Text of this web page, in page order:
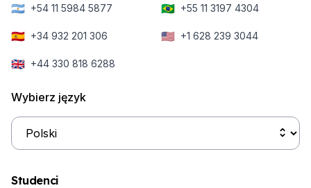
🇦🇷 +54 11 5984 5877 🇧🇷 +55 11 3197 4304
🇪🇸 +34 932 201 306 🇺🇸 +1 628 239 3044
🇬🇧 +44 330 818 6288
Wybierz język
Studenci